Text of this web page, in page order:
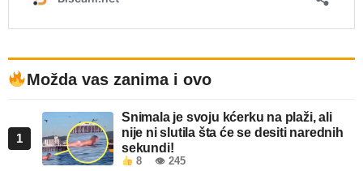
Možda vas zanima i ovo
1
Snimala je svoju kćerku na plaži, ali
nije ni slutila šta će se desiti narednih
sekundi!
8 👁 245